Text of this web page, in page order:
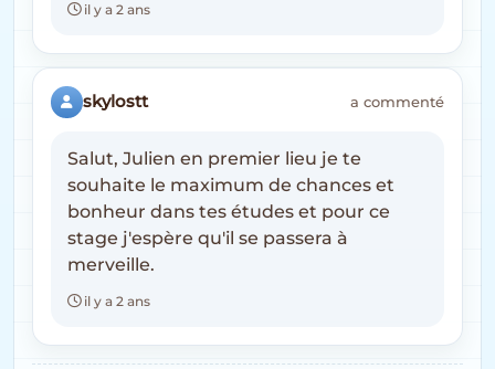
il y a 2 ans
skylostt a commenté
Salut, Julien en premier lieu je te
souhaite le maximum de chances et
bonheur dans tes études et pour ce
stage j'espère qu'il se passera à
merveille.
il y a 2 ans